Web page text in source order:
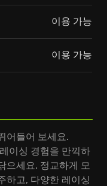
어들어 보세요.
이싱 경험을 만끽하
으세요. 정교하게 모
하고, 다양한 레이싱
이용 가능
이용 가능